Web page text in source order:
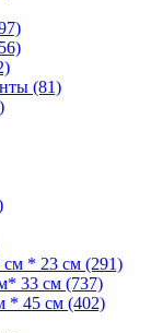
(81)
см * 23 см (291)
33 см (737)
* 45 см (402)